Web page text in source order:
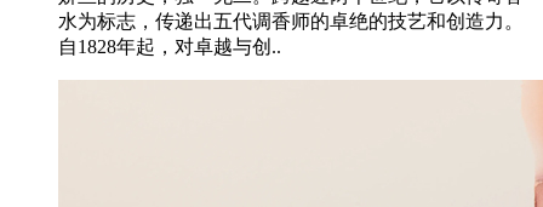
水为标志，传递出五代调香师的卓绝的技艺和创造力。
自1828年起，对卓越与创..